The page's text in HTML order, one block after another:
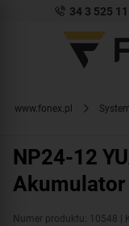
34 3 525
www.fonex.pl
NP24-12
Akumulator
Numer produktu: 10548 |